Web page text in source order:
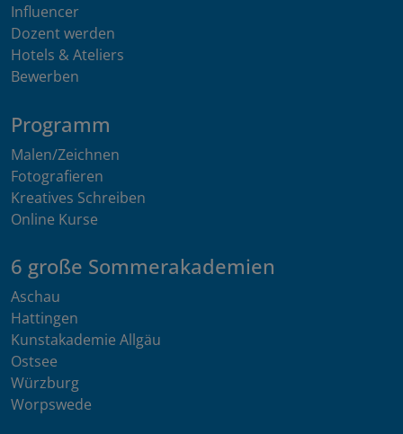
Influencer
Dozent werden
Hotels & Ateliers
Bewerben
Programm
Malen/Zeichnen
Fotografieren
Kreatives Schreiben
Online Kurse
6 große Sommerakademien
Aschau
Hattingen
Kunstakademie Allgäu
Ostsee
Würzburg
Worpswede